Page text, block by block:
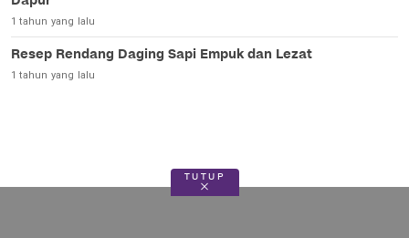
1 tahun yang lalu
Resep Rendang Daging Sapi Empuk dan Lezat
1 tahun yang lalu
TUTUP